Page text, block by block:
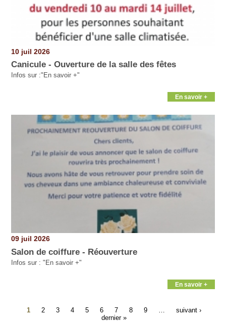
10 juil 2026
Canicule - Ouverture de la salle des fêtes
Infos sur :"En savoir +"
En savoir +
09 juil 2026
Salon de coiffure - Réouverture
Infos sur : "En savoir +"
En savoir +
1 2 3 4 5 6 7 8 9
suivant ›
dernier »